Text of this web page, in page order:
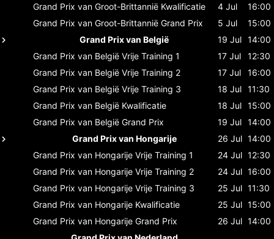
Grand Prix van Groot-Brittannië Kwalificatie 4 Jul
16:00
Grand Prix van Groot-Brittannië Grand Prix 5 Jul
15:00
Grand Prix van België
19 Jul 14:00
Grand Prix van België Vrije Training 1 17 Jul
12:30
Grand Prix van België Vrije Training 2 17 Jul
16:00
Grand Prix van België Vrije Training 3 18 Jul 11:30
Grand Prix van België Kwalificatie 18 Jul 15:00
Grand Prix van België Grand Prix 19 Jul 14:00
Grand Prix van Hongarije
26 Jul 14:00
Grand Prix van Hongarije Vrije Training 1 24 Jul 12:30
Grand Prix van Hongarije Vrije Training 2 24 Jul 16:00
Grand Prix van Hongarije Vrije Training 3 25 Jul 11:30
Grand Prix van Hongarije Kwalificatie 25 Jul 15:00
Grand Prix van Hongarije Grand Prix 26 Jul 14:00